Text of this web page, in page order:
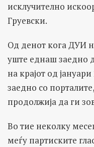
исклучително
Груевски.
Од денот кога ДУИ
уште еднаш заедно
на крајот од
заедно со
продолжија да ги
Во тие неколку
меѓу партиските